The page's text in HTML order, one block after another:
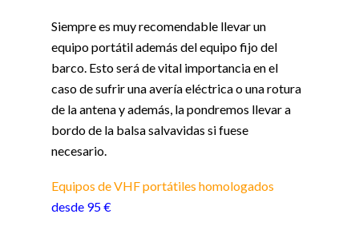
Siempre es muy recomendable llevar un
equipo portátil además del equipo fijo del
barco. Esto será de vital importancia en el
caso de sufrir una avería eléctrica o una rotura
de la antena y además, la pondremos llevar a
bordo de la balsa salvavidas si fuese
necesario.
Equipos de VHF portátiles homologados
desde 95 €